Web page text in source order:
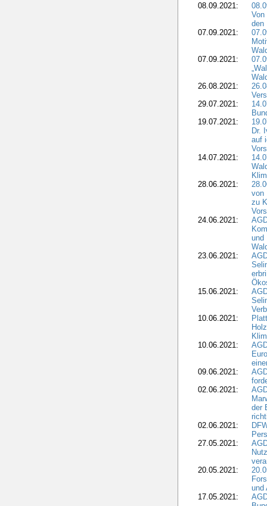
08.09.2021:
den
07.09.2021:
07.09.2021:
26.08.2021:
29.07.2021:
19.07.2021:
Dr.
auf
14.07.2021:
28.06.2021:
von
zu
24.06.2021:
und
23.06.2021:
15.06.2021:
10.06.2021:
10.06.2021:
09.06.2021:
02.06.2021:
der
02.06.2021:
27.05.2021:
20.05.2021:
und
17.05.2021: